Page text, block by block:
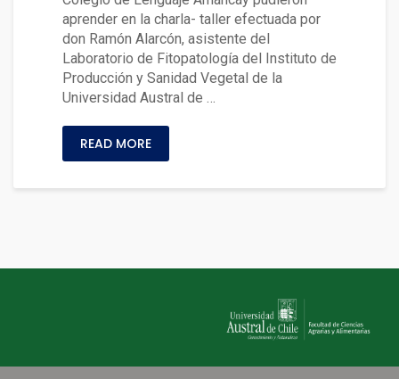
aprender en la charla- taller efectuada por
don Ramón Alarcón, asistente del
Laboratorio de Fitopatología del Instituto de
Producción y Sanidad Vegetal de la
Universidad Austral de …
READ MORE